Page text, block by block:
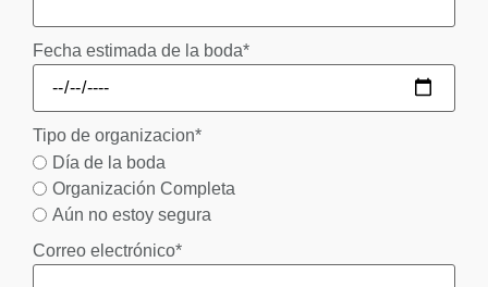
Fecha estimada de la boda*
Tipo de organizacion*
Día de la boda
Organización Completa
Aún no estoy segura
Correo electrónico*